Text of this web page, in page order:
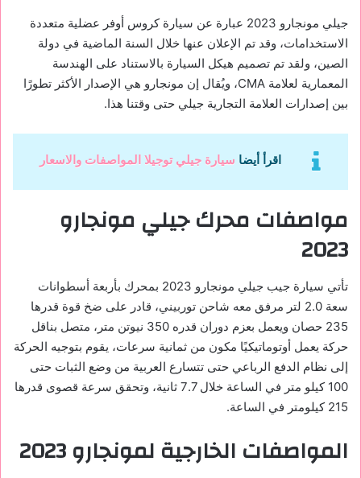
جيلي مونجارو 2023 عبارة عن سيارة كروس أوفر عضلية متعددة
الاستخدامات، وقد تم الإعلان عنها خلال السنة الماضية في دولة
الصين، ولقد تم تصميم هيكل السيارة بالاستناد على الهندسة
المعمارية لعلامة CMA، ويُقال إن مونجارو هي الإصدار الأكثر تطورًا
بين إصدارات العلامة التجارية جيلي حتى وقتنا هذا.
اقرأ أيضا سيارة جيلي توجيلا المواصفات والاسعار
مواصفات محرك جيلي مونجارو
2023
تأتي سيارة جيب جيلي مونجارو 2023 بمحرك بأربعة أسطوانات
سعة 2.0 لتر مرفق معه شاحن توربيني، قادر على ضخ قوة قدرها
235 حصان ويعمل بعزم دوران قدره 350 نيوتن متر، متصل بناقل
حركة يعمل أوتوماتيكيًا مكون من ثمانية سرعات، يقوم بتوجيه الحركة
إلى نظام الدفع الرباعي حتى تتسارع العربية من وضع الثبات حتى
100 كيلو متر في الساعة خلال 7.7 ثانية، وتحقق سرعة قصوى قدرها
215 كيلومتر في الساعة.
المواصفات الخارجية لمونجارو 2023